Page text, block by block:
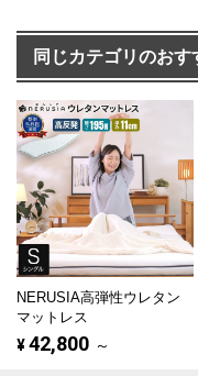
同じカテゴリのおす
NERUSIA高弾性ウレタン
マットレス
¥42,800 ～